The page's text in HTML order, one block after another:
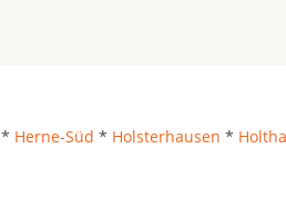
* Herne-Süd * Holsterhausen *